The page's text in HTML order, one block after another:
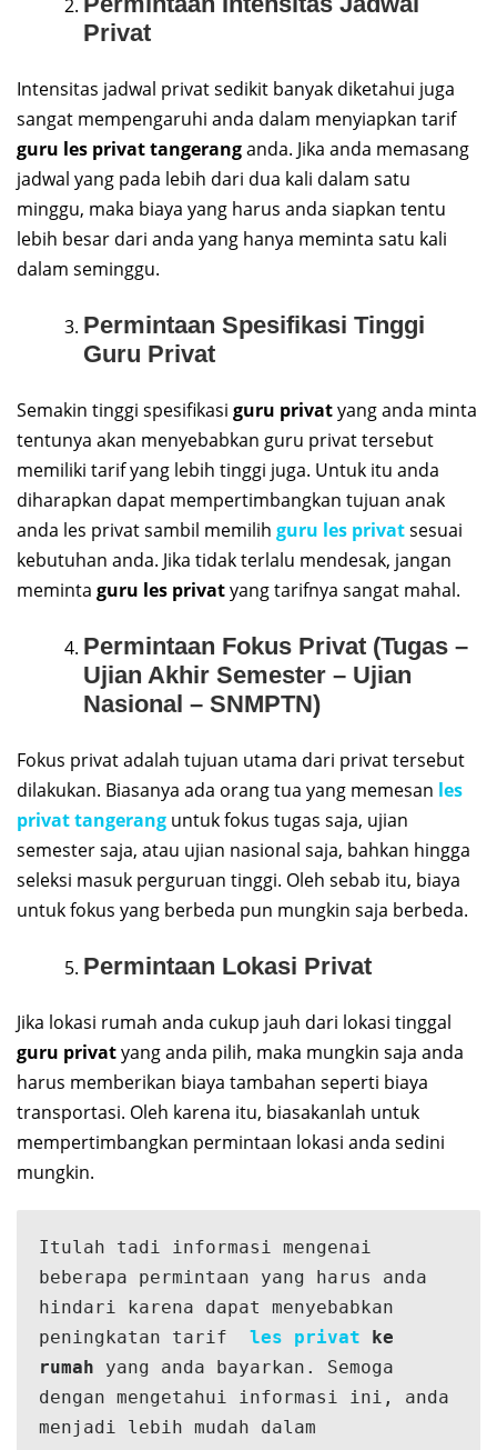
Privat
Intensitas jadwal privat sedikit banyak diketahui juga
sangat mempengaruhi anda dalam menyiapkan tarif
guru les privat tangeranganda. Jika anda memasang
jadwal yang pada lebih dari dua kali dalam satu
minggu, maka biaya yang harus anda siapkan tentu
lebih besar dari anda yang hanya meminta satu kali
dalam seminggu.
Permintaan Spesifikasi Tinggi
Guru Privat
Semakin tinggi spesifikasi guru privatyang anda minta
tentunya akan menyebabkan guru privat tersebut
memiliki tarif yang lebih tinggi juga. Untuk itu anda
diharapkan dapat mempertimbangkan tujuan anak
anda les privat sambil memilih guru les privatsesuai
kebutuhan anda. Jika tidak terlalu mendesak, jangan
meminta guru les privatyang tarifnya sangat mahal.
Permintaan Fokus Privat (Tugas –
Ujian Akhir Semester – Ujian
Nasional – SNMPTN)
Fokus privat adalah tujuan utama dari privat tersebut
dilakukan. Biasanya ada orang tua yang memesan les
privat tangerang untuk fokus tugas saja, ujian
semester saja, atau ujian nasional saja, bahkan hingga
seleksi masuk perguruan tinggi. Oleh sebab itu, biaya
untuk fokus yang berbeda pun mungkin saja berbeda.
Permintaan Lokasi Privat
Jika lokasi rumah anda cukup jauh dari lokasi tinggal
guru privatyang anda pilih, maka mungkin saja anda
harus memberikan biaya tambahan seperti biaya
transportasi. Oleh karena itu, biasakanlah untuk
mempertimbangkan permintaan lokasi anda sedini
mungkin.
Itulah tadi informasi mengenai
beberapa permintaan yang harus anda
hindari karena dapat menyebabkan
peningkatan tarif les privat ke
rumah yang anda bayarkan. Semoga
dengan mengetahui informasi ini, anda
menjadi lebih mudah dalam